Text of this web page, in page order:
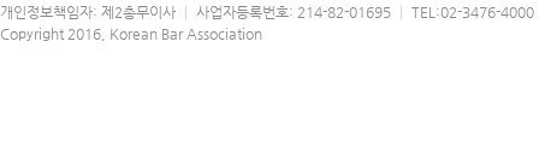
개인정보책임자: 제2총무이사 │ 사업자등록번호: 214-82-01695 │ TEL:02-3476-
Copyright 2016, Korean Bar Association